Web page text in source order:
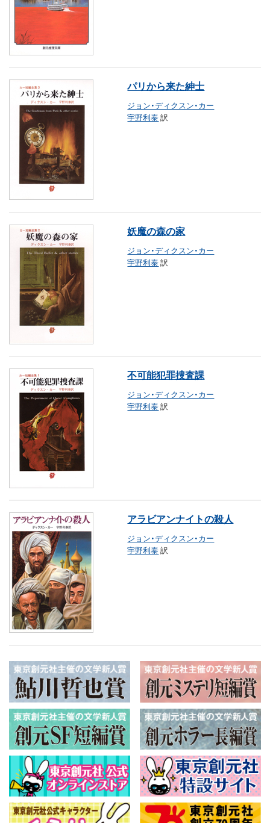
パリから来た紳士
ジョン・ディクスン・カー
宇野利泰訳
妖魔の森の家
ジョン・ディクスン・カー
宇野利泰訳
不可能犯罪捜査課
ジョン・ディクスン・カー
宇野利泰訳
アラビアンナイトの殺人
ジョン・ディクスン・カー
宇野利泰訳